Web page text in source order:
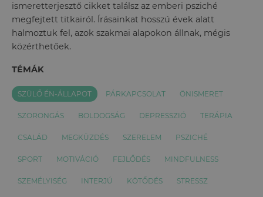
ismeretterjesztő cikket találsz az emberi psziché
megfejtett titkairól. Írásainkat hosszú évek alatt
halmoztuk fel, azok szakmai alapokon állnak, mégis
közérthetőek.
TÉMÁK
SZÜLŐ ÉN-ÁLLAPOT PÁRKAPCSOLAT ÖNISMERET
SZORONGÁS BOLDOGSÁG DEPRESSZIÓ TERÁPIA
CSALÁD MEGKÜZDÉS SZERELEM PSZICHÉ
SPORT MOTIVÁCIÓ FEJLŐDÉS MINDFULNESS
SZEMÉLYISÉG INTERJÚ KÖTŐDÉS STRESSZ